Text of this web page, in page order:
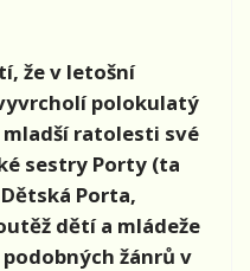
že v letošní
polokulatý
ratolesti své
sestry Porty (ta
Porta,
dětí a mládeže
žánrů v